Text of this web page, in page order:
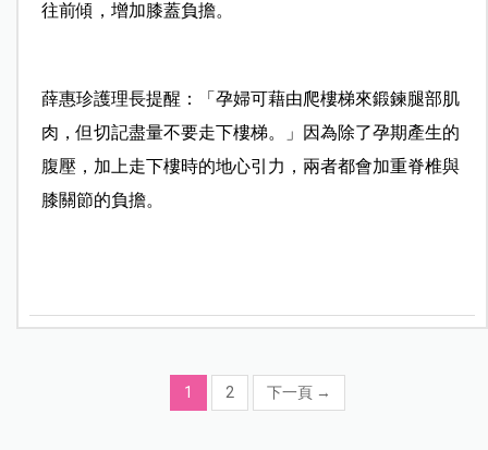
往前傾，增加膝蓋負擔。
薛惠珍護理長提醒：「孕婦可藉由爬樓梯來鍛鍊腿部肌
肉，但切記盡量不要走下樓梯。」因為除了孕期產生的
腹壓，加上走下樓時的地心引力，兩者都會加重脊椎與
膝關節的負擔。
1 2 下一頁 →